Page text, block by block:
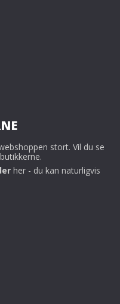
stort. Vil du se
her - du kan naturligvis